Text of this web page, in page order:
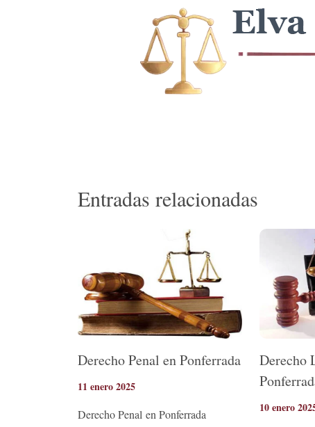
Entradas relacionadas
Derecho Penal en Ponferrada
11 enero 2025
Derecho Penal en Ponferrada
Derecho
10 enero